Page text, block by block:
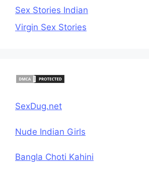
Sex Stories Indian
Virgin Sex Stories
SexDug.net
Nude Indian Girls
Bangla Choti Kahini